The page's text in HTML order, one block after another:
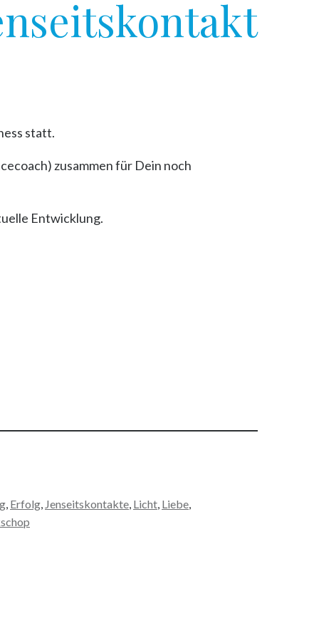
statt.
zusammen für Dein noch
Entwicklung.
, Erfolg, Jenseitskontakte, Licht, Liebe